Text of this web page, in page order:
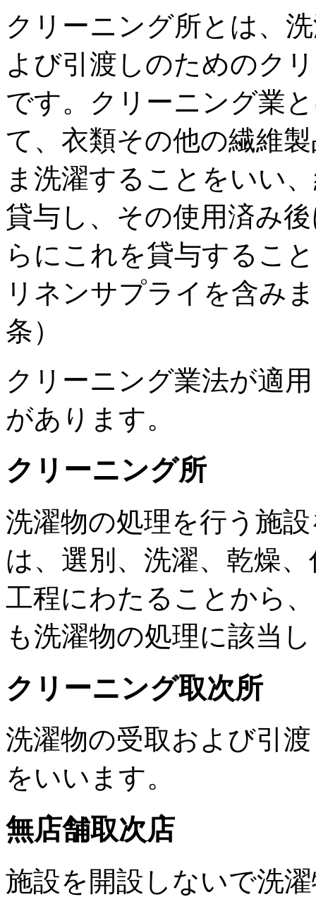
クリーニング所とは、
よび引渡しのためのク
です。クリーニング業
て、衣類その他の繊維
ま洗濯することをいい
貸与し、その使用済み
らにこれを貸与するこ
リネンサプライを含み
条）
クリーニング業法が適
があります。
クリーニング所
洗濯物の処理を行う施
は、選別、洗濯、乾燥
工程にわたることから
も洗濯物の処理に該当
クリーニング取次所
洗濯物の受取および引
をいいます。
無店舗取次店
施設を開設しないで洗